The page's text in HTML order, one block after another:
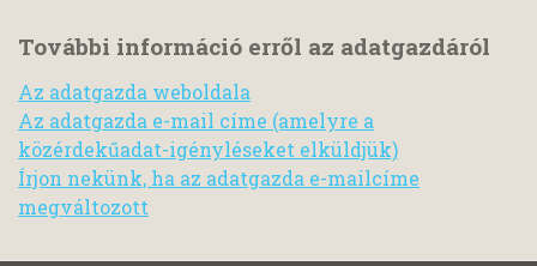
További információ erről az adatgazdáról
Az adatgazda weboldala
Az adatgazda e-mail címe (amelyre a
közérdekűadat-igényléseket elküldjük)
Írjon nekünk, ha az adatgazda e-mailcíme
megváltozott